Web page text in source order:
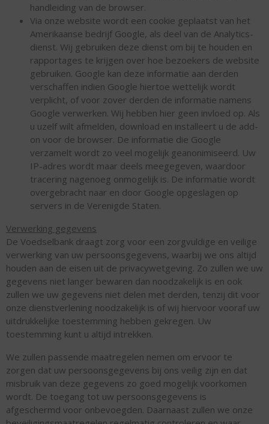
handleiding van de browser.
Via onze website wordt een cookie geplaatst van het
Amerikaanse bedrijf Google, als deel van de Analytics-
dienst. Wij gebruiken deze dienst om bij te houden en
rapportages te krijgen over hoe bezoekers de website
gebruiken. Google kan deze informatie aan derden
verschaffen indien Google hiertoe wettelijk wordt
verplicht, of voor zover derden de informatie namens
Google verwerken. Wij hebben hier geen invloed op. Als
u uzelf wilt afmelden, download en installeert u de add-
on voor de browser. De informatie die Google
verzamelt wordt zo veel mogelijk geanonimiseerd. Uw
IP-adres wordt maar deels meegegeven, waardoor
tracering nagenoeg onmogelijk is. De informatie wordt
overgebracht naar en door Google opgeslagen op
servers in de Verenigde Staten.
Verwerking gegevens
De Voedselbank draagt zorg voor een zorgvuldige en veilige
verwerking van uw persoonsgegevens, waarbij we ons altijd
houden aan de eisen uit de privacywetgeving. Zo zullen we uw
gegevens niet langer bewaren dan noodzakelijk is en ook
zullen we uw gegevens niet delen met derden, tenzij dit voor
onze dienstverlening noodzakelijk is of wij hiervoor vooraf uw
uitdrukkelijke toestemming hebben gekregen. Uw
toestemming kunt u altijd intrekken.
We zullen passende maatregelen nemen om ervoor te
zorgen dat uw persoonsgegevens bij ons veilig zijn en dat
misbruik van deze gegevens zo goed mogelijk voorkomen
wordt. De toegang tot uw persoonsgegevens is
afgeschermd voor onbevoegden. Daarnaast zullen we onze